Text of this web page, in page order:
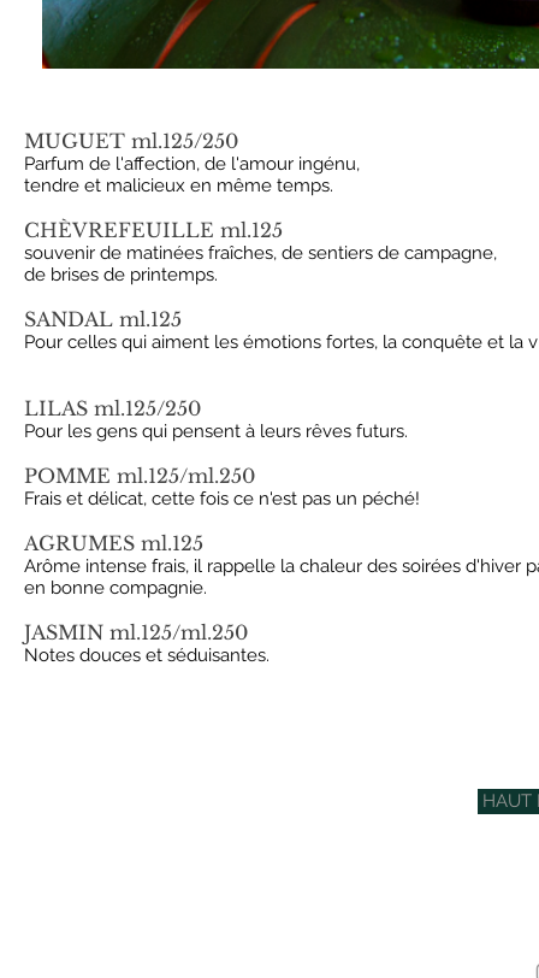
MUGUET ml.125/250
Parfum de l'affection, de l'amour ingénu,
tendre et malicieux en même temps.
CHÈVREFEUILLE ml.125
souvenir de matinées fraîches, de sentiers de campagne,
de brises de printemps.
SANDAL ml.125
Pour celles qui aiment les émotions fortes, la conquête et la
LILAS ml.125/250
Pour les gens qui pensent à leurs rêves futurs.
POMME ml.125/ml.250
Frais et délicat, cette fois ce n'est pas un péché!
AGRUMES ml.125
Arôme intense frais, il rappelle la chaleur des soirées d'hiver
en bonne compagnie.
JASMIN ml.125/ml.250
Notes douces et séduisantes.
HAUT